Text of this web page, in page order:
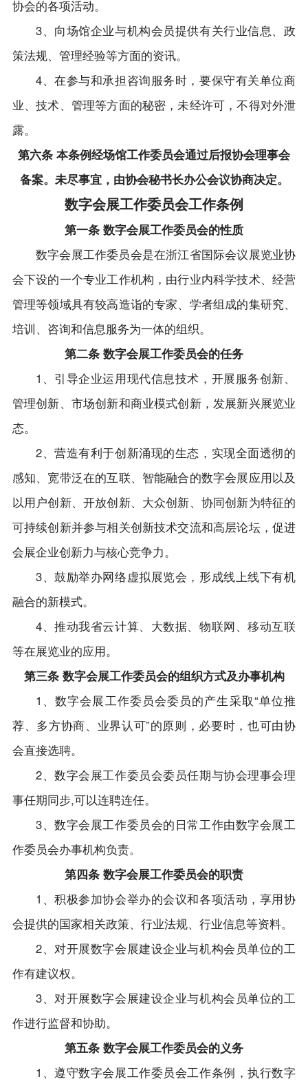
协会的各项活动。
3、向场馆企业与机构会员提供有关行业信息、政
策法规、管理经验等方面的资讯。
4、在参与和承担咨询服务时，要保守有关单位商
业、技术、管理等方面的秘密，未经许可，不得对外泄
露。
第六条 本条例经场馆工作委员会通过后报协会理事会
备案。未尽事宜，由协会秘书长办公会议协商决定。
数字会展工作委员会工作条例
第一条 数字会展工作委员会的性质
数字会展工作委员会是在浙江省国际会议展览业协
会下设的一个专业工作机构，由行业内科学技术、经营
管理等领域具有较高造诣的专家、学者组成的集研究、
培训、咨询和信息服务为一体的组织。
第二条 数字会展工作委员会的任务
1、引导企业运用现代信息技术，开展服务创新、
管理创新、市场创新和商业模式创新，发展新兴展览业
态。
2、营造有利于创新涌现的生态，实现全面透彻的
感知、宽带泛在的互联、智能融合的数字会展应用以及
以用户创新、开放创新、大众创新、协同创新为特征的
可持续创新并参与相关创新技术交流和高层论坛，促进
会展企业创新力与核心竞争力。
3、鼓励举办网络虚拟展览会，形成线上线下有机
融合的新模式。
4、推动我省云计算、大数据、物联网、移动互联
等在展览业的应用。
第三条 数字会展工作委员会的组织方式及办事机构
1、数字会展工作委员会委员的产生采取“单位推
荐、多方协商、业界认可”的原则，必要时，也可由协
会直接选聘。
2、数字会展工作委员会委员任期与协会理事会理
事任期同步,可以连聘连任。
3、数字会展工作委员会的日常工作由数字会展工
作委员会办事机构负责。
第四条 数字会展工作委员会的职责
1、积极参加协会举办的会议和各项活动，享用协
会提供的国家相关政策、行业法规、行业信息等资料。
2、对开展数字会展建设企业与机构会员单位的工
作有建议权。
3、对开展数字会展建设企业与机构会员单位的工
作进行监督和协助。
第五条 数字会展工作委员会的义务
1、遵守数字会展工作委员会工作条例，执行数字